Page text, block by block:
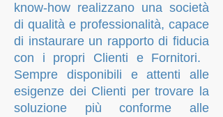
know-how realizzano una società
di qualità e professionalità, capace
di instaurare un rapporto di fiducia
con i propri Clienti e Fornitori. ​
Sempre disponibili e attenti alle
esigenze dei Clienti per trovare la
soluzione più conforme alle